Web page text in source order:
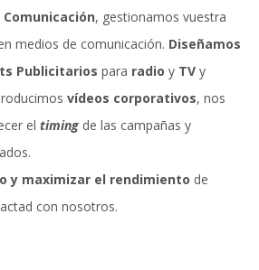
, gestionamos vuestra
medios de comunicación. Diseñamos
Publicitarios para radio y TV y
vídeos corporativos, nos
el timing de las campañas y
y maximizar el rendimiento de
con nosotros.